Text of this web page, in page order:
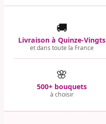
🚚
Livraison à Quinze-Vingts
et dans toute la France
🌸
500+ bouquets
à choisir